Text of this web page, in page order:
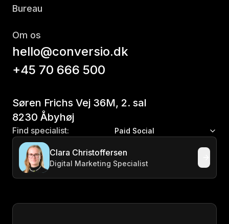
Bureau
Om os
hello@conversio.dk
+45 70 666 500
Søren Frichs Vej 36M, 2. sal
8230 Åbyhøj
Find specialist: Paid Social
Clara Christoffersen
Digital Marketing Specialist